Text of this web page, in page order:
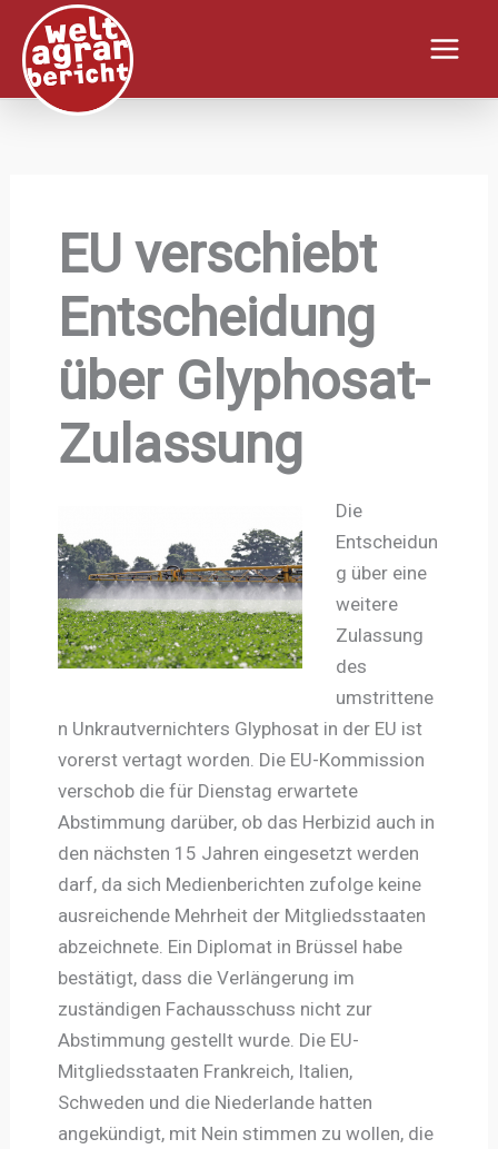
Inhalt
springen
EU verschiebt
Entscheidung
über Glyphosat-
Zulassung
Die
Entscheidun
g über eine
weitere
Zulassung
des
umstrittene
n Unkrautvernichters Glyphosat in der EU ist
vorerst vertagt worden. Die EU-Kommission
verschob die für Dienstag erwartete
Abstimmung darüber, ob das Herbizid auch in
den nächsten 15 Jahren eingesetzt werden
darf, da sich Medienberichten zufolge keine
ausreichende Mehrheit der Mitgliedsstaaten
abzeichnete. Ein Diplomat in Brüssel habe
bestätigt, dass die Verlängerung im
zuständigen Fachausschuss nicht zur
Abstimmung gestellt wurde. Die EU-
Mitgliedsstaaten Frankreich, Italien,
Schweden und die Niederlande hatten
angekündigt, mit Nein stimmen zu wollen, die